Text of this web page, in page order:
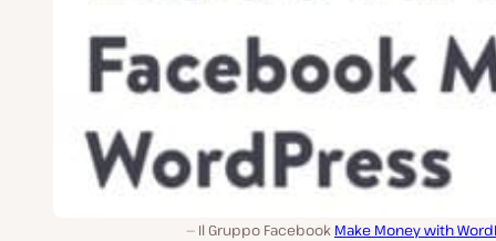
Il Gruppo Facebook Make Money with